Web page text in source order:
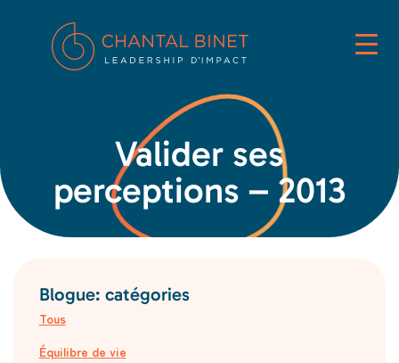
Valider ses
perceptions – 2013
Blogue: catégories
Tous
Équilibre de vie